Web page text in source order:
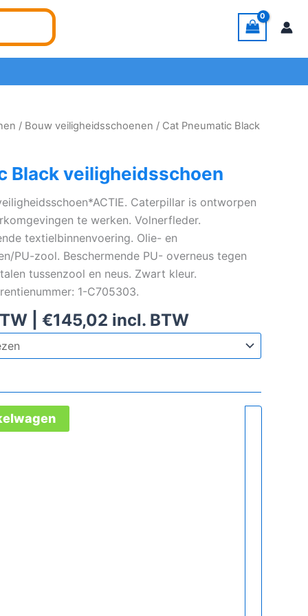
/ Bouw veiligheidsschoenen / Cat Pneumatic Black
Black veiligheidsschoen
Caterpillar is ontworpen
te werken. Volnerfleder.
textielbinnenvoering. Olie- en
PU-zool. Beschermende PU- overneus tegen
tussenzool en neus. Zwart kleur.
1-C705303.
|€145,02 incl. BTW